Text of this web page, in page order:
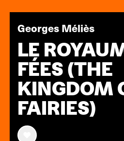
Georges Méliès
LE
FÉES (THE
KINGDOM
FAIRIES)